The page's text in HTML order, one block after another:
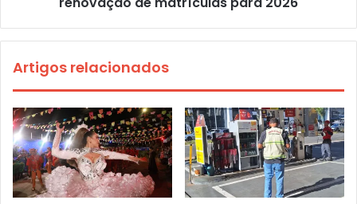
Artigos relacionados